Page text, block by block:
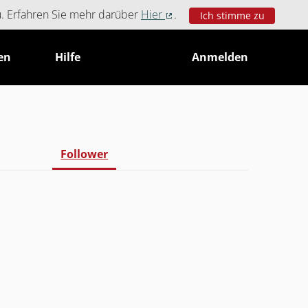
Erfahren Sie mehr darüber Hier
(Externer Link)
. Ich stimme zu
Hilfe Anmelden
Follower